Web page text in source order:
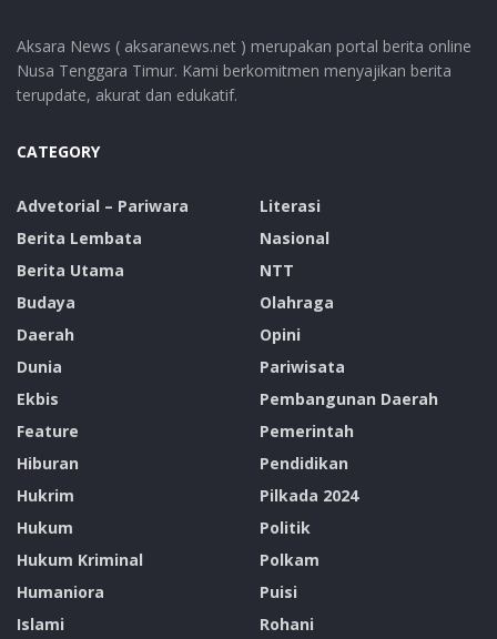
Aksara News ( aksaranews.net ) merupakan portal berita online
Nusa Tenggara Timur. Kami berkomitmen menyajikan berita
terupdate, akurat dan edukatif.
CATEGORY
Advetorial – Pariwara
Berita Lembata
Berita Utama
Budaya
Daerah
Dunia
Ekbis
Feature
Hiburan
Hukrim
Hukum
Hukum Kriminal
Humaniora
Islami
Literasi
Nasional
NTT
Olahraga
Opini
Pariwisata
Pembangunan Daerah
Pemerintah
Pendidikan
Pilkada 2024
Politik
Polkam
Puisi
Rohani